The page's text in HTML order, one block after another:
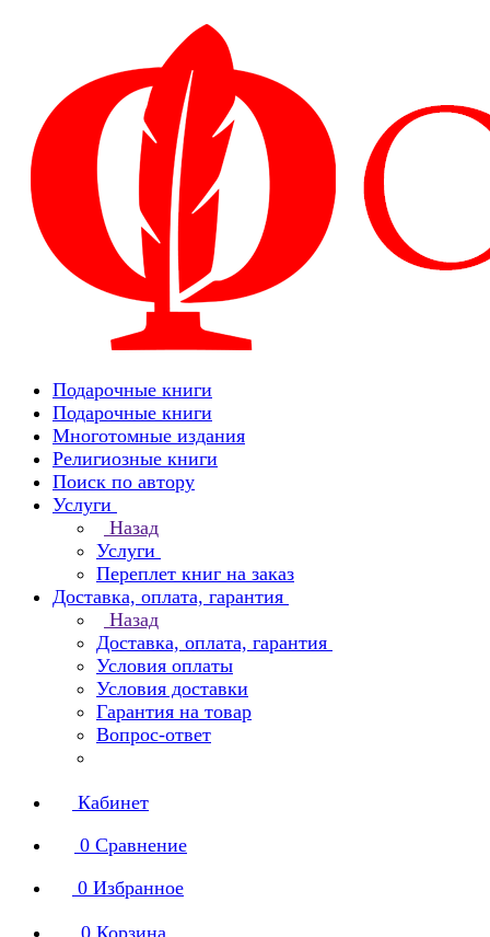
Подарочные книги
Подарочные книги
Многотомные издания
Религиозные книги
Поиск по автору
Услуги
Назад
Услуги
Переплет книг на заказ
Доставка, оплата, гарантия
Назад
Доставка, оплата, гарантия
Условия оплаты
Условия доставки
Гарантия на товар
Вопрос-ответ
Кабинет
0 Сравнение
0 Избранное
0 Корзина